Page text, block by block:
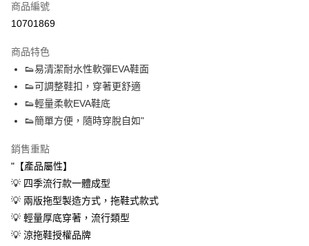
Apple Pay
悠遊付
Google Pay
AFTEE先享後付
相關說明
AFTEE先享後付是「在收到商品之後才付款」的支付方式。 讓您購物簡單
便利好安心！
１．簡單：不需註冊會員、不需綁卡、不需儲值。
２．便利：只要手機號碼，簡訊認證，即可結帳。
３．安心：先確認商品／服務後，再付款。
【「AFTEE先享後付」結帳流程】
１．於結帳方式選擇「AFTEE先享後付」後，將跳轉至「AFTEE先享後付」
ATM付款
運送方式
全家取貨付款
商品編號
10701869
商品特色
👟易清潔耐水性軟彈EVA鞋面
👟可調整鞋扣，穿著更舒適
👟輕量柔軟EVA鞋底
👟簡單方便，隨時穿脫自如"
銷售重點
"【產品屬性】
💡 四季流行款一體成型
💡 兩版拖型製造方式，拖鞋式款式
💡 輕量厚底穿著，流行類型
💡 涼拖鞋授權品牌